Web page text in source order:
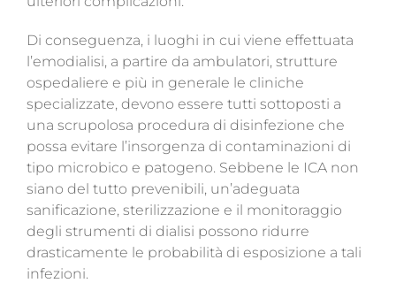
Di conseguenza, i luoghi in cui viene effettuata
l’emodialisi, a partire da ambulatori, strutture
ospedaliere e più in generale le cliniche
specializzate, devono essere tutti sottoposti a
una scrupolosa procedura di disinfezione che
possa evitare l’insorgenza di contaminazioni di
tipo microbico e patogeno. Sebbene le ICA non
siano del tutto prevenibili, un’adeguata
sanificazione, sterilizzazione e il monitoraggio
degli strumenti di dialisi possono ridurre
drasticamente le probabilità di esposizione a tali
infezioni.